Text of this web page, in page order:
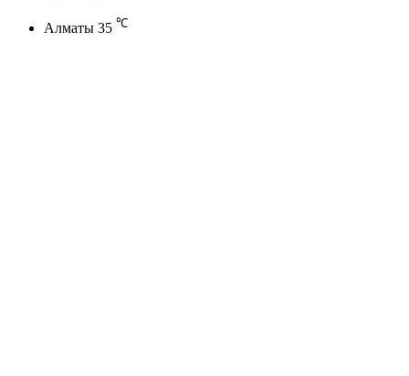
Алматы 35 ℃